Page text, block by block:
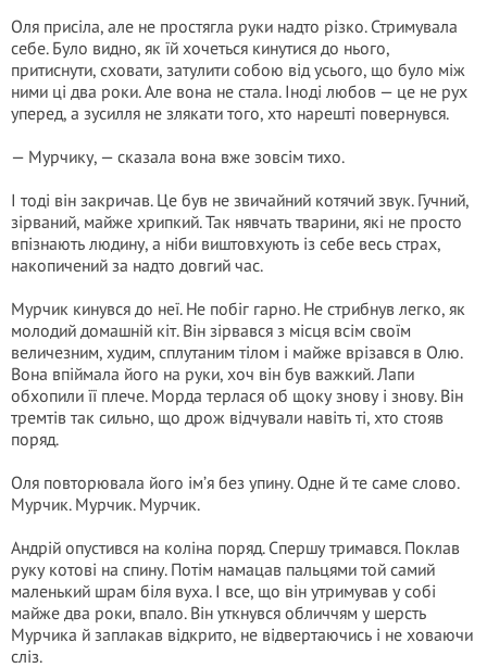
Оля присіла, але не простягла руки надто різко. Стримувала
себе. Було видно, як їй хочеться кинутися до нього,
притиснути, сховати, затулити собою від усього, що було між
ними ці два роки. Але вона не стала. Іноді любов — це не рух
уперед, а зусилля не злякати того, хто нарешті повернувся.
— Мурчику, — сказала вона вже зовсім тихо.
І тоді він закричав. Це був не звичайний котячий звук. Гучний,
зірваний, майже хрипкий. Так нявчать тварини, які не просто
впізнають людину, а ніби виштовхують із себе весь страх,
накопичений за надто довгий час.
Мурчик кинувся до неї. Не побіг гарно. Не стрибнув легко, як
молодий домашній кіт. Він зірвався з місця всім своїм
величезним, худим, сплутаним тілом і майже врізався в Олю.
Вона впіймала його на руки, хоч він був важкий. Лапи
обхопили її плече. Морда терлася об щоку знову і знову. Він
тремтів так сильно, що дрож відчували навіть ті, хто стояв
поряд.
Оля повторювала його ім’я без упину. Одне й те саме слово.
Мурчик. Мурчик. Мурчик.
Андрій опустився на коліна поряд. Спершу тримався. Поклав
руку котові на спину. Потім намацав пальцями той самий
маленький шрам біля вуха. І все, що він утримував у собі
майже два роки, впало. Він уткнувся обличчям у шерсть
Мурчика й заплакав відкрито, не відвертаючись і не ховаючи
сліз.